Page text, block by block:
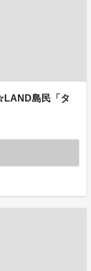
島民「タ